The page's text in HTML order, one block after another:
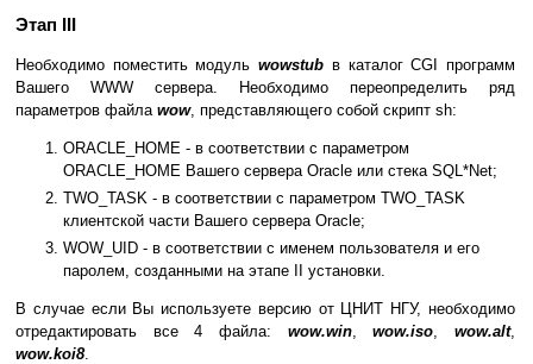
Этап III
Необходимо поместить модульwowstub в каталог CGI программ
Вашего WWW сервера. Необходимо переопределить ряд
параметров файла wow, представляющего собой скрипт sh:
ORACLE_HOME - в соответствии с параметром
ORACLE_HOME Вашего сервера Oracle или стека SQL*Net;
TWO_TASK - в соответствии с параметром TWO_TASK
клиентской части Вашего сервера Oracle;
WOW_UID - в соответствии с именем пользователя и его
паролем, созданными на этапе II установки.
В случае если Вы используете версию от ЦНИТ НГУ, необходимо
отредактировать все 4 файла: wow.win,wow.iso ,wow.alt,
wow.koi8.